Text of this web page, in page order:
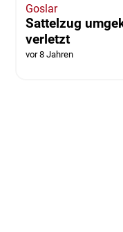
Goslar
Sattelzug
verletzt
vor 8 Jahren